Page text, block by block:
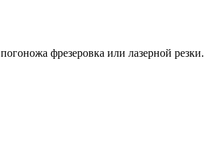
фрезеровка или лазерной резки.